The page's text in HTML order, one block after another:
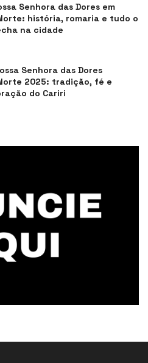
Senhora das Dores em
história, romaria e tudo o
na cidade
Senhora das Dores
2025: tradição, fé e
do Cariri